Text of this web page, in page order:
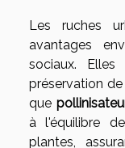
Les ruches
avantages
sociaux.
préservation
que
à l'équilibre
plantes,